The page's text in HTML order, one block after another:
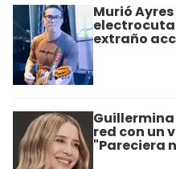
Murió
extraño
red con un
"Pareciera